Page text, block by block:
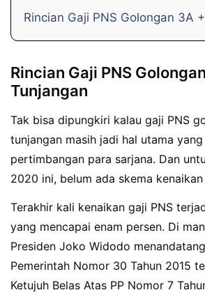
Rincian Gaji PNS Golongan 3A
Rincian Gaji PNS
Tunjangan
Tak bisa dipungkiri kalau gaji PNS
tunjangan masih jadi hal utama
pertimbangan para sarjana. Dan
2020 ini, belum ada skema
Terakhir kali kenaikan gaji PNS
yang mencapai enam persen. Di
Presiden Joko Widodo
Pemerintah Nomor 30 Tahun 2015
Ketujuh Belas Atas PP Nomor 7